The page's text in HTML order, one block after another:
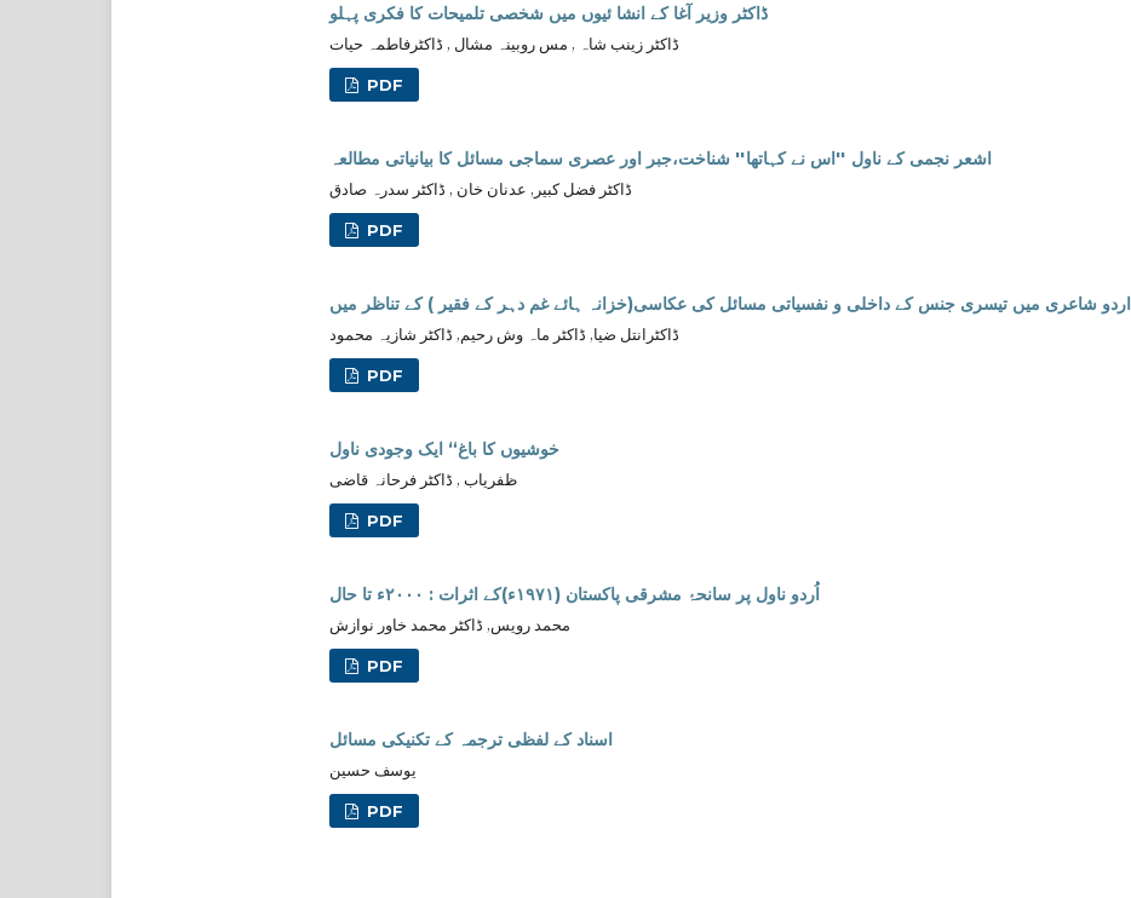
ڈاکٹر وزیر آغا کے انشا ئیوں میں شخصی تلمیحات کا فکری پہلو
ڈاکٹر زینب شاہ , مس روبینہ مشال , ڈاکٹرفاطمہ حیات
PDF
اشعر نجمی کے ناول ''اس نے کہاتھا'' شناخت،جبر اور عصری سماجی مسائل کا بیانیاتی مطالعہ
ڈاکٹر فضل کبیر, عدنان خان , ڈاکٹر سدرہ صادق
PDF
اردو شاعری میں تیسری جنس کے داخلی و نفسیاتی مسائل کی عکاسی(خزانہ ہائے غم دہر کے فقیر ) کے تناظر میں
ڈاکٹرانتل ضیا, ڈاکٹر ماہ وش رحیم, ڈاکٹر شازیہ محمود
PDF
خوشیوں کا باغ“ ایک وجودی ناول
ظفریاب , ڈاکٹر فرحانہ قاضی
PDF
اُردو ناول پر سانحۂ مشرقی پاکستان (۱۹۷۱ء)کے اثرات : ۲۰۰۰ء تا حال
محمد رویس, ڈاکٹر محمد خاور نوازش
PDF
اسناد کے لفظی ترجمہ کے تکنیکی مسائل
یوسف حسین
PDF